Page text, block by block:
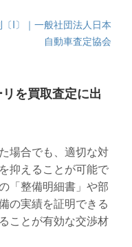
I〕｜一般社団法人日本
自動車査定協会
を買取査定に出
場合でも、適切な対
抑えることが可能で
「整備明細書」や部
の実績を証明できる
ことが有効な交渉材